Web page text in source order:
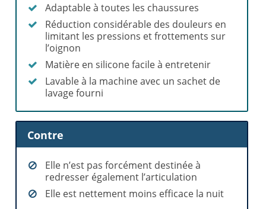
Adaptable à toutes les chaussures
Réduction considérable des douleurs en
limitant les pressions et frottements sur
l’oignon
Matière en silicone facile à entretenir
Lavable à la machine avec un sachet de
lavage fourni
Contre
Elle n’est pas forcément destinée à
redresser également l’articulation
Elle est nettement moins efficace la nuit